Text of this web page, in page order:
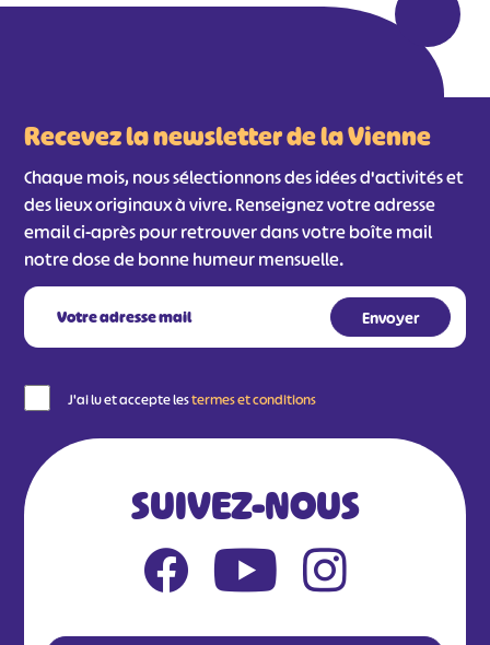
Recevez la newsletter de la Vienne
Chaque mois, nous sélectionnons des idées d'activités et
des lieux originaux à vivre. Renseignez votre adresse
email ci-après pour retrouver dans votre boîte mail
notre dose de bonne humeur mensuelle.
J'ai lu et accepte lestermes et conditions
SUIVEZ-NOUS